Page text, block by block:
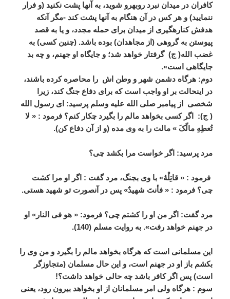
کافران در میدان نبرد روبه‏رو شوید، به آنها پشت نکنید (و فرار
ننمایید) و هر کس در آن هنگام به آنها پشت کند -مگر آنکه
هدفش کناره‏گیری از میدان برای حمله مجدد، و یا به قصد
پیوستن به گروهی (از مجاهدان) بوده باشد. (چنین کسی) به
غضب الله( ج) گرفتار خواهد شد؛ و جایگاه او جهنم، و چه بد
جایگاهی است».
دوم:هرگاه دشمن شهر و وطن اش را محاصره کرده باشند،
در اینحالت بر او واجب است که برای دفاع جنگ کند، زیرا
شخصی از پیامبر صلی الله علیه وسلم پرسید: ای رسول الله
( ج): اگر کسی بخواهد مالم را بگیرد چکار کنم؟ فرمود : « لا
تُعطِهِ مالّکَ » مالت را به وی مده (و از آن دفاع کن).
مرد پرسید: اگر خواست مرا بکشد چی؟
فرمود : « قاتِلْهُ» با وی بجنگ، مرد گفت : اگر او مرا کشت
چی؟ فرمود : « فأنتَ شهیدٌ» پس در آنصورت تو شهید هستی.
مرد گفت: اگر من او را کشتم چی؟ فرمود: « هو فی النار» او
در جهنم خواهد رفت». به روایت مسلم (140).
این مسلمانی است که هرگاه بخواهد مالم را بگیرد و من وی را
بکشم باز او در جهنم است، و این حال مسلمان (متجاوزگر
است) پس اگر کافر باشد چه حالی خواهد داشت؟!
سوم :هرگاه ولی امر مسلمانان از او بخواهد بیرون رود، یعنی